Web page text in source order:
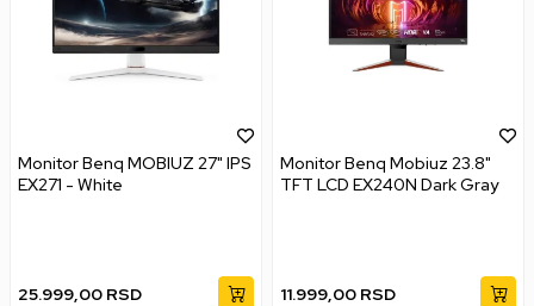
Monitor Benq MOBIUZ 27" IPS
EX271 - White
25.999,00 RSD
Monitor Benq Mobiuz 23.8"
TFT LCD EX240N Dark Gray
11.999,00 RSD